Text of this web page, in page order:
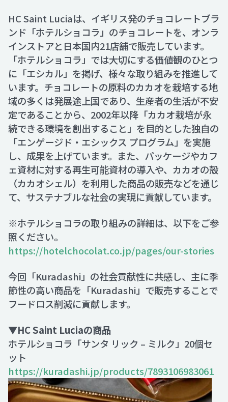
HC Saint Luciaは、イギリス発のチョコレートブラ
ンド「ホテルショコラ」のチョコレートを、オンラ
インストアと日本国内21店舗で販売しています。
「ホテルショコラ」では大切にする価値観のひとつ
に「エシカル」を掲げ、様々な取り組みを推進して
います。チョコレートの原料のカカオを栽培する地
域の多くは発展途上国であり、生産者の生活が不安
定であることから、2002年以降「カカオ栽培が永
続できる環境を創出すること」を目的とした独自の
「エンゲージド・エシックス プログラム」を実施
し、成果を上げています。また、パッケージやカフ
ェ資材に対する再生可能資材の導入や、カカオの殻
（カカオシェル）を利用した商品の販売などを通じ
て、サステナブルな社会の実現に貢献しています。
※ホテルショコラの取り組みの詳細は、以下をご参
照ください。
https://hotelchocolat.co.jp/pages/our-stories
今回「Kuradashi」の社会貢献性に共感し、主に季
節性の高い商品を「Kuradashi」で販売することで
フードロス削減に貢献します。
▼HC Saint Luciaの商品
ホテルショコラ「サンタ リック – ミルク」20個セ
ット
https://kuradashi.jp/products/7893106983061